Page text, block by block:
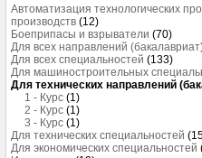
Автоматизация технологических
производств (12)
Боеприпасы и взрыватели (70)
Для всех направлений
Для всех специальностей (133)
Для машиностроительных
Для технических направлений
1 - Курс (1)
2 - Курс (1)
3 - Курс (1)
Для технических специальностей
Для экономических специальностей